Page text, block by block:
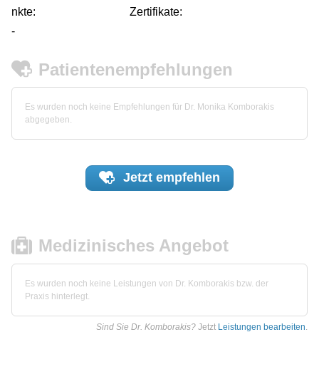
nkte:
Zertifikate:
-
Patientenempfehlungen
Es wurden noch keine Empfehlungen für Dr. Monika Komborakis
abgegeben.
Jetzt empfehlen
Medizinisches Angebot
Es wurden noch keine Leistungen von Dr. Komborakis bzw. der
Praxis hinterlegt.
Sind Sie Dr. Komborakis? Jetzt Leistungen bearbeiten.